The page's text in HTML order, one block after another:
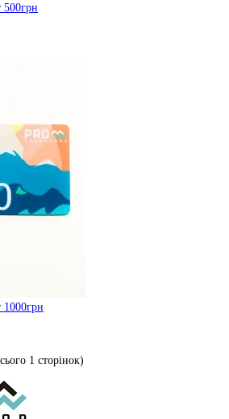
500грн
1000грн
1 сторінок)